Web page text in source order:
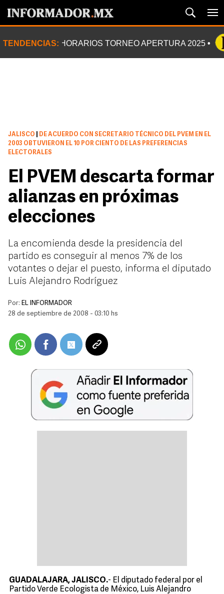
TENDENCIAS: HORARIOS TORNEO APERTURA 2025
JALISCO
DE ACUERDO CON SECRETARIO TÉCNICO DEL PVEM EN EL
2003 OBTUVIERON EL 10 POR CIENTO DE LAS PREFERENCIAS
ELECTORALES
El PVEM descarta formar
alianzas en próximas
elecciones
La encomienda desde la presidencia del
partido es conseguir al menos 7% de los
votantes o dejar el puesto, informa el diputado
Luis Alejandro Rodríguez
Por: EL INFORMADOR
28 de septiembre de 2008 - 03:10 hs
GUADALAJARA, JALISCO.- El diputado federal por el
Partido Verde Ecologista de México, Luis Alejandro